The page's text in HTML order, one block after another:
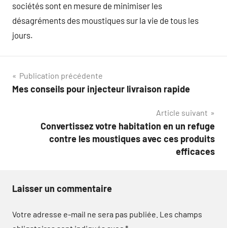
sociétés sont en mesure de minimiser les
désagréments des moustiques sur la vie de tous les
jours.
Navigation
de
Publication précédente
Mes conseils pour injecteur livraison rapide
Article suivant
Convertissez votre habitation en un refuge
contre les moustiques avec ces produits
efficaces
Laisser un commentaire
Votre adresse e-mail ne sera pas publiée. Les champs